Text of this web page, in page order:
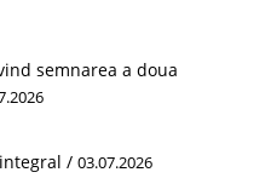
semnarea a doua
/ 03.07.2026